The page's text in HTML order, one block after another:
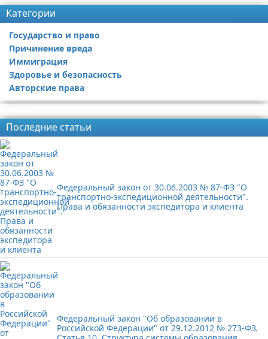
Категории
Государство и право
Причинение вреда
Иммиграция
Здоровье и безопасность
Авторские права
Последние статьи
Федеральный закон от 30.06.2003 № 87-ФЗ "О
транспортно-экспедиционной деятельности".
Права и обязанности экспедитора и клиента
Федеральный закон "Об образовании в
Российской Федерации" от 29.12.2012 № 273-ФЗ.